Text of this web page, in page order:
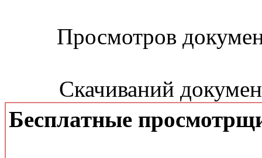
Просмотров
Скачиваний
Бесплатные